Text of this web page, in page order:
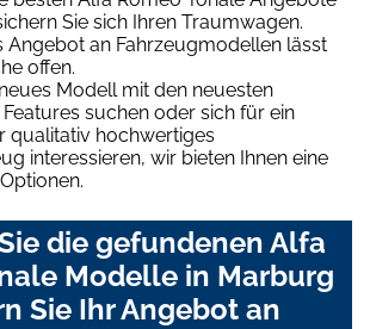
Sie sich Ihren Traumwagen.
Angebot an Fahrzeugmodellen lässt
offen.
Modell mit den neuesten
suchen oder sich für ein
qualitativ hochwertiges
interessieren, wir bieten Ihnen eine
die gefundenen Alfa
Modelle in Marburg
Sie Ihr Angebot an